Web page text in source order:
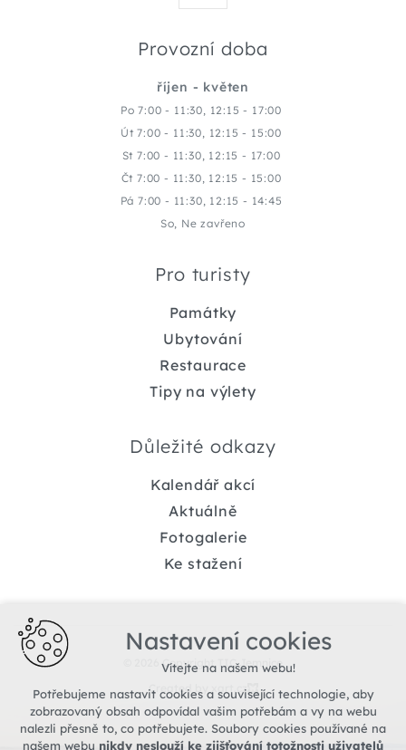
Provozní doba
říjen - květen
Po 7:00 - 11:30, 12:15 - 17:00
Út 7:00 - 11:30, 12:15 - 15:00
St 7:00 - 11:30, 12:15 - 17:00
Čt 7:00 - 11:30, 12:15 - 15:00
Pá 7:00 - 11:30, 12:15 - 14:45
So, Ne zavřeno
Pro turisty
Památky
Ubytování
Restaurace
Tipy na výlety
Důležité odkazy
Kalendář akcí
Aktuálně
Fotogalerie
Ke stažení
© 2026 Copyright TIC Jemnice
Created by xart.cz
Nastavení cookies
Vítejte na našem webu!
Potřebujeme nastavit cookies a související technologie, aby
zobrazovaný obsah odpovídal vašim potřebám a vy na webu
nalezli přesně to, co potřebujete. Soubory cookies používané na
našem webu nikdy neslouží ke zjišťování totožnosti uživatelů